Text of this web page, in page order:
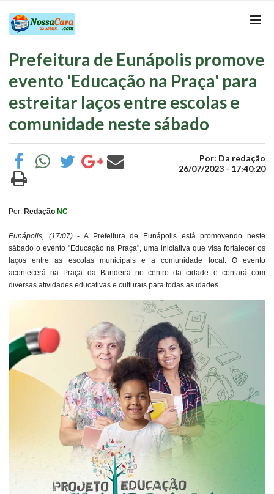
Prefeitura de Eunápolis promove
evento 'Educação na Praça' para
estreitar laços entre escolas e
comunidade neste sábado
Por: Da redação
26/07/2023 - 17:40:20
Por: Redação NC
Eunápolis, (17/07)- A Prefeitura de Eunápolis está promovendo neste
sábado o evento "Educação na Praça", uma iniciativa que visa fortalecer os
laços entre as escolas municipais e a comunidade local. O evento
acontecerá na Praça da Bandeira no centro da cidade e contará com
diversas atividades educativas e culturais para todas as idades.